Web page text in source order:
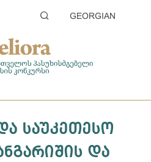
GEORGIAN
საუკეთესო
და